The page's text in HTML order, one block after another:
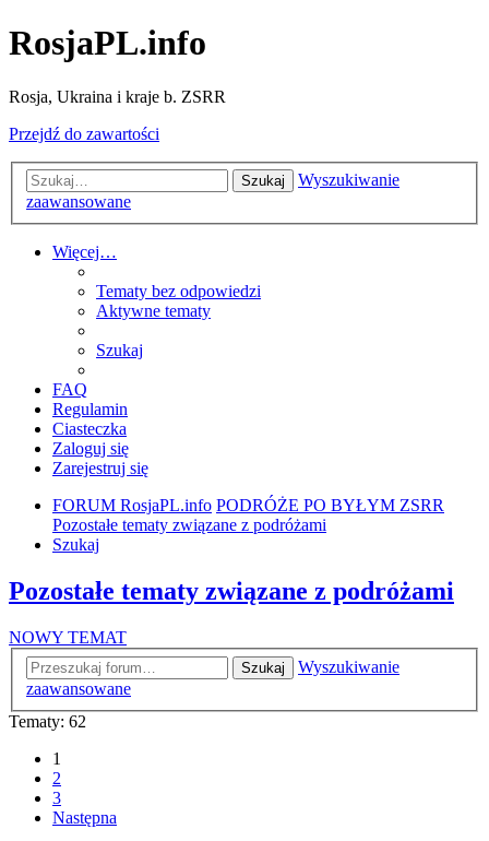
RosjaPL.info
Rosja, Ukraina i kraje b. ZSRR
Przejdź do zawartości
Szukaj
Wyszukiwanie
zaawansowane
Więcej…
Tematy bez odpowiedzi
Aktywne tematy
Szukaj
FAQ
Regulamin
Ciasteczka
Zaloguj się
Zarejestruj się
FORUM RosjaPL.info PODRÓŻE PO BYŁYM ZSRR
Pozostałe tematy związane z podróżami
Szukaj
Pozostałe tematy związane z podróżami
NOWY TEMAT
Szukaj
Wyszukiwanie
zaawansowane
Tematy: 62
1
2
3
Następna